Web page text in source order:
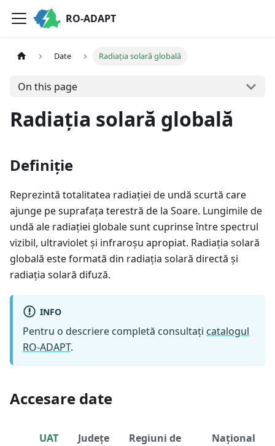
RO-ADAPT
Date Radiația solară globală
On this page
Radiația solară globală
Definiție
Reprezintă totalitatea radiației de undă scurtă care
ajunge pe suprafața terestră de la Soare. Lungimile de
undă ale radiației globale sunt cuprinse între spectrul
vizibil, ultraviolet și infraroșu apropiat. Radiația solară
globală este formată din radiația solară directă și
radiația solară difuză.
INFO
Pentru o descriere completă consultați catalogul
RO-ADAPT.
Accesare date
UAT Județe
Regiuni de
Național